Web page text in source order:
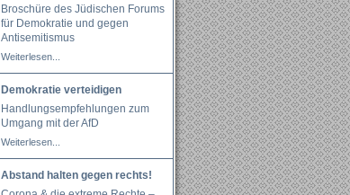
Broschüre des Jüdischen Forums
für Demokratie und gegen
Antisemitismus
Weiterlesen...
Demokratie verteidigen
Handlungsempfehlungen zum
Umgang mit der AfD
Weiterlesen...
Abstand halten gegen rechts!